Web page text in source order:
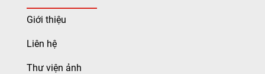
Giới thiệu
Liên hệ
Thư viện ảnh